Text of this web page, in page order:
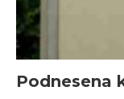
Podnesena